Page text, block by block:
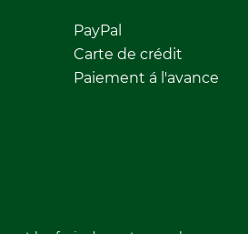
PayPal
Carte de crédit
Paiement á l'avance